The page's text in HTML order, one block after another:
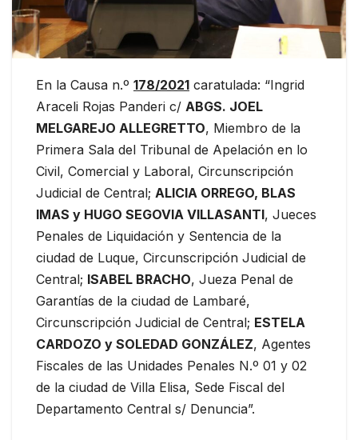
En la Causa n.º 178/2021 caratulada: “Ingrid
Araceli Rojas Panderi c/ ABGS. JOEL
MELGAREJO ALLEGRETTO, Miembro de la
Primera Sala del Tribunal de Apelación en lo
Civil, Comercial y Laboral, Circunscripción
Judicial de Central; ALICIA ORREGO, BLAS
IMAS y HUGO SEGOVIA VILLASANTI, Jueces
Penales de Liquidación y Sentencia de la
ciudad de Luque, Circunscripción Judicial de
Central; ISABEL BRACHO, Jueza Penal de
Garantías de la ciudad de Lambaré,
Circunscripción Judicial de Central; ESTELA
CARDOZO y SOLEDAD GONZÁLEZ, Agentes
Fiscales de las Unidades Penales N.º 01 y 02
de la ciudad de Villa Elisa, Sede Fiscal del
Departamento Central s/ Denuncia”.